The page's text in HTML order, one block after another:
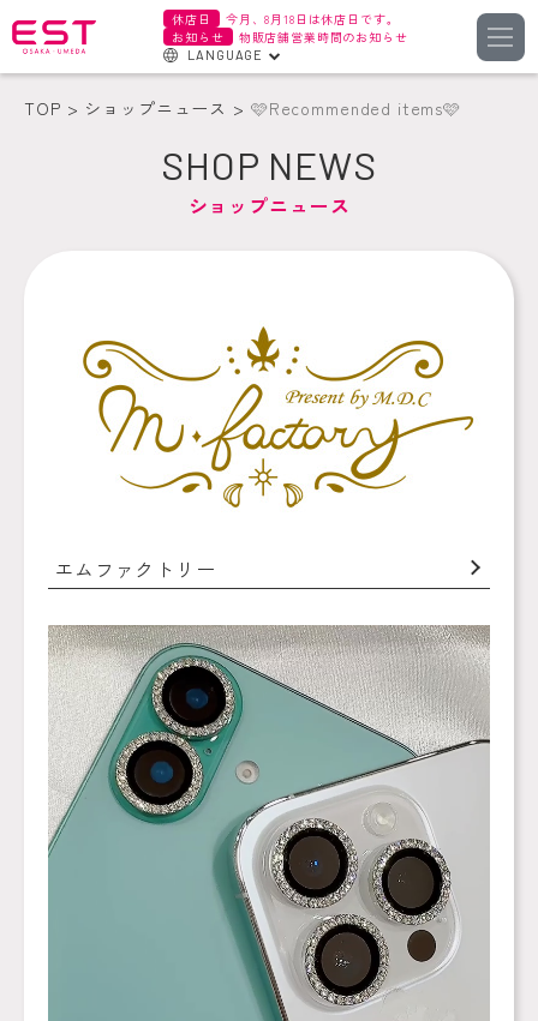
休店日
今月、8月18日は休店日です。
お知らせ
物販店舗営業時間のお知らせ
LANGUAGE
簡体字
繁体字
TOP ショップニュース 🩷Recommended items🩷
SHOP NEWS
ショップニュース
エムファクトリー